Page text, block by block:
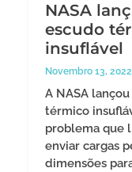
NASA
escudo
insuflável
Novembro 13, 2022
A NASA
térmico
problema que
enviar cargas
dimensões